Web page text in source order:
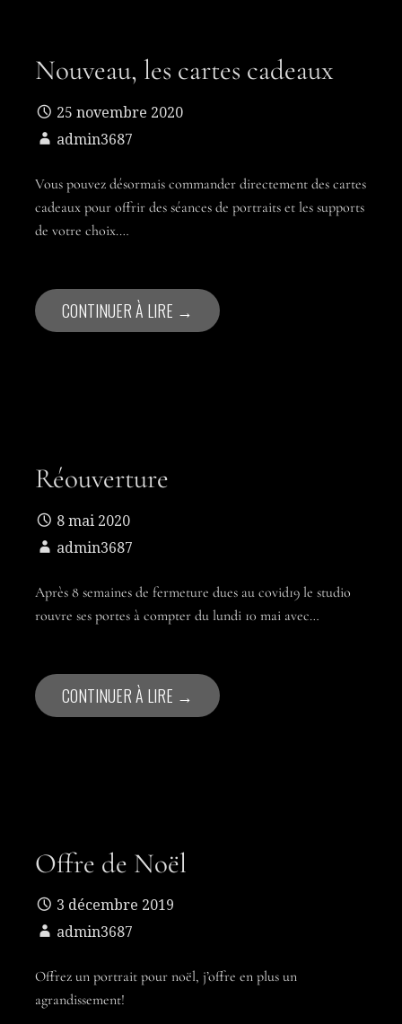
Nouveau, les cartes cadeaux
25 novembre 2020
admin3687
Vous pouvez désormais commander directement des cartes
cadeaux pour offrir des séances de portraits et les supports
de votre choix.…
CONTINUER À LIRE →
Réouverture
8 mai 2020
admin3687
Après 8 semaines de fermeture dues au covid19 le studio
rouvre ses portes à compter du lundi 10 mai avec…
CONTINUER À LIRE →
Offre de Noël
3 décembre 2019
admin3687
Offrez un portrait pour noël, j’offre en plus un
agrandissement!